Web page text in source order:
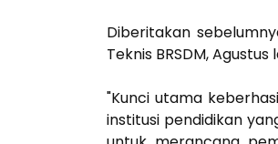
Diberitakan
Teknis BRSDM,
"Kunci utama
institusi pendidikan